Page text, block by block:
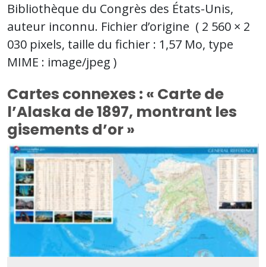
Bibliothèque du Congrès des États-Unis,
auteur inconnu. Fichier d’origine ‎ ( 2 560 × 2
030 pixels, taille du fichier : 1,57 Mo, type
MIME : image/jpeg )
Cartes connexes : « Carte de
l’Alaska de 1897, montrant les
gisements d’or »